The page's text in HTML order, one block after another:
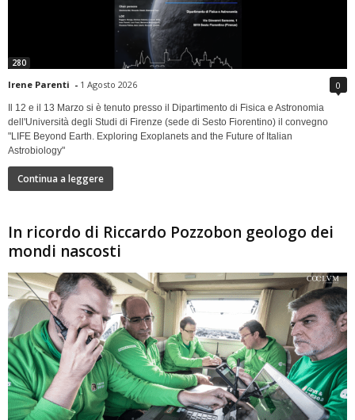
280
Irene Parenti - 1 Agosto 2026 0
Il 12 e il 13 Marzo si è tenuto presso il Dipartimento di Fisica e Astronomia
dell'Università degli Studi di Firenze (sede di Sesto Fiorentino) il convegno
"LIFE Beyond Earth. Exploring Exoplanets and the Future of Italian
Astrobiology"
Continua a leggere
In ricordo di Riccardo Pozzobon geologo dei
mondi nascosti